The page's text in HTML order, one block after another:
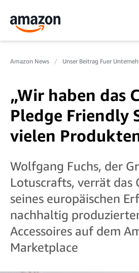
Amazon News Unser Beitrag Fuer
„Wir haben das
Pledge Friendly
vielen
Wolfgang Fuchs, der
Lotuscrafts, verrät das
seines europäischen
nachhaltig
Accessoires auf dem
Marketplace